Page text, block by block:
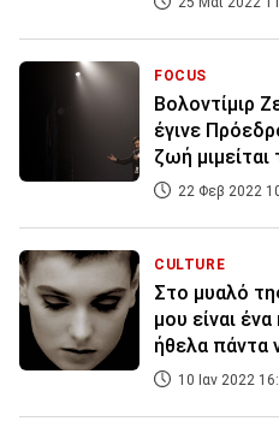
FOCUS
Βολοντίμιρ
έγινε
ζωή μιμείται
22 Φεβ 2022
CULTURE
Στο μυαλό
μου είναι
ήθελα πάντα
10 Ιαν 2022